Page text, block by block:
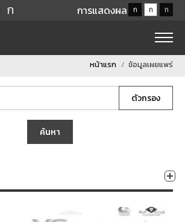
ก การแสดงผล ก ก ก
หน้าแรก ข้อมูลเผยแพร่
ตัวกรอง
ค้นหา